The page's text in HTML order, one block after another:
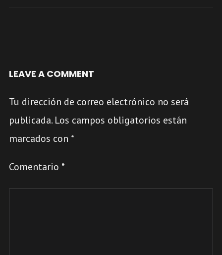
LEAVE A COMMENT
Tu dirección de correo electrónico no será
publicada. Los campos obligatorios están
marcados con *
Comentario *